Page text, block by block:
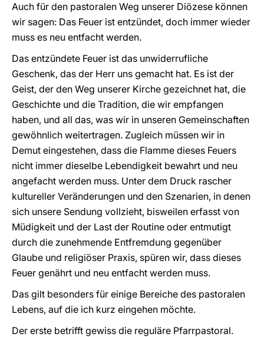
Auch für den pastoralen Weg unserer Diözese können
wir sagen: Das Feuer ist entzündet, doch immer wieder
muss es neu entfacht werden.
Das entzündete Feuer ist das unwiderrufliche
Geschenk, das der Herr uns gemacht hat. Es ist der
Geist, der den Weg unserer Kirche gezeichnet hat, die
Geschichte und die Tradition, die wir empfangen
haben, und all das, was wir in unseren Gemeinschaften
gewöhnlich weitertragen. Zugleich müssen wir in
Demut eingestehen, dass die Flamme dieses Feuers
nicht immer dieselbe Lebendigkeit bewahrt und neu
angefacht werden muss. Unter dem Druck rascher
kultureller Veränderungen und den Szenarien, in denen
sich unsere Sendung vollzieht, bisweilen erfasst von
Müdigkeit und der Last der Routine oder entmutigt
durch die zunehmende Entfremdung gegenüber
Glaube und religiöser Praxis, spüren wir, dass dieses
Feuer genährt und neu entfacht werden muss.
Das gilt besonders für einige Bereiche des pastoralen
Lebens, auf die ich kurz eingehen möchte.
Der erste betrifft gewiss die reguläre Pfarrpastoral.